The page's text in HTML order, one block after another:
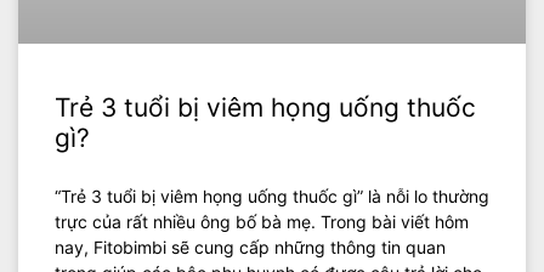
Trẻ 3 tuổi bị viêm họng uống thuốc
gì?
“Trẻ 3 tuổi bị viêm họng uống thuốc gì” là nỗi lo thường
trực của rất nhiều ông bố bà mẹ. Trong bài viết hôm
nay, Fitobimbi sẽ cung cấp những thông tin quan